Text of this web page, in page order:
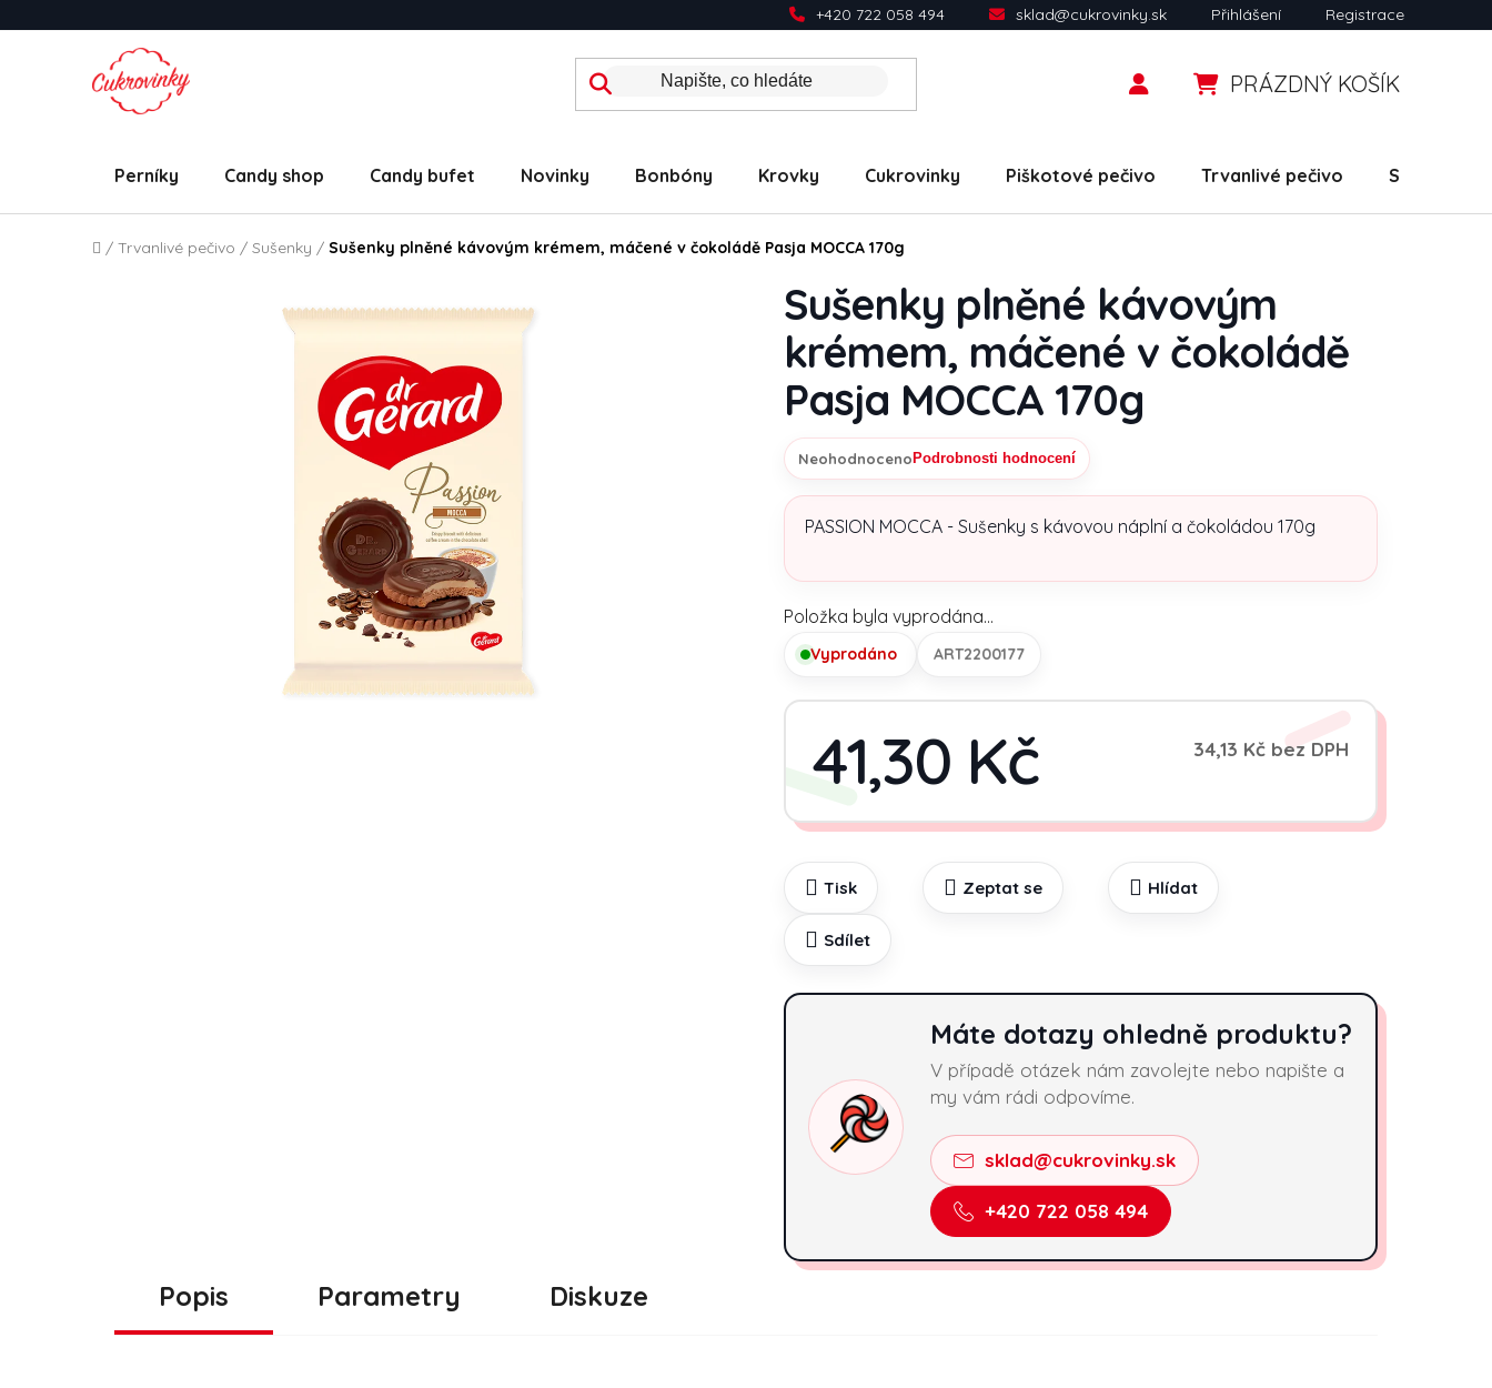
+420 722 058 494 sklad@cukrovinky.sk Přihlášení Registrace
PRÁZDNÝ KOŠÍK
Perníky Candy shop Candy bufet Novinky Bonbóny Krovky Cukrovinky Piškotové pečivo Trvanlivé pečivo Slané
Domů
/ Trvanlivé pečivo / Sušenky / Sušenky plněné kávovým krémem, máčené v čokoládě Pasja MOCCA 170g
Sušenky plněné kávovým
krémem, máčené v čokoládě
Pasja MOCCA 170g
Průměrné hodnocení produktu je 0,0 z 5 hvězdiček.
Neohodnoceno Podrobnosti hodnocení
PASSION MOCCA - Sušenky s kávovou náplní a čokoládou 170g
Položka byla vyprodána…
Vyprodáno ART2200177
41,30 Kč
34,13 Kč bez DPH
Tisk Zeptat se Hlídat
Sdílet
Máte dotazy ohledně produktu?
V případě otázek nám zavolejte nebo napište a
my vám rádi odpovíme.
sklad@cukrovinky.sk
+420 722 058 494
Popis Parametry Diskuze